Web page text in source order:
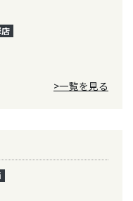
>一覧を見る